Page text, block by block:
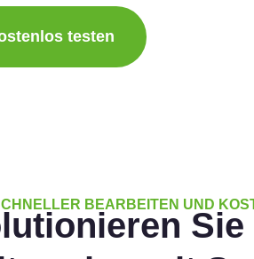
testen
BEARBEITEN UND
Sie